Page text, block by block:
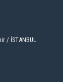
/ İSTANBUL